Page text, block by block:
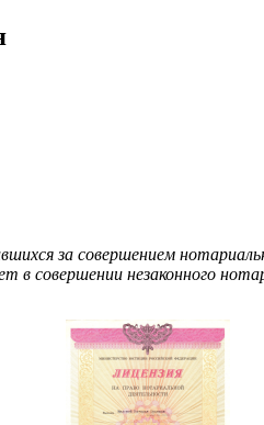
за совершением
в совершении незаконного